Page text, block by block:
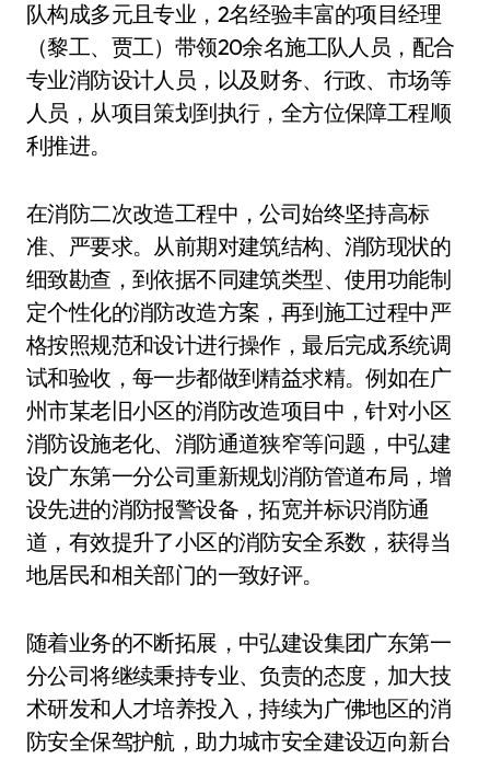
队构成多元且专业，2名经验丰富的项目经理
（黎工、贾工）带领20余名施工队人员，配合
专业消防设计人员，以及财务、行政、市场等
人员，从项目策划到执行，全方位保障工程顺
利推进。
在消防二次改造工程中，公司始终坚持高标
准、严要求。从前期对建筑结构、消防现状的
细致勘查，到依据不同建筑类型、使用功能制
定个性化的消防改造方案，再到施工过程中严
格按照规范和设计进行操作，最后完成系统调
试和验收，每一步都做到精益求精。例如在广
州市某老旧小区的消防改造项目中，针对小区
消防设施老化、消防通道狭窄等问题，中弘建
设广东第一分公司重新规划消防管道布局，增
设先进的消防报警设备，拓宽并标识消防通
道，有效提升了小区的消防安全系数，获得当
地居民和相关部门的一致好评。
随着业务的不断拓展，中弘建设集团广东第一
分公司将继续秉持专业、负责的态度，加大技
术研发和人才培养投入，持续为广佛地区的消
防安全保驾护航，助力城市安全建设迈向新台